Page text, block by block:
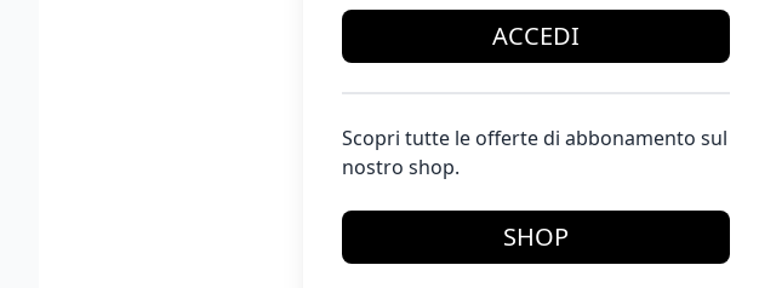
ACCEDI
Scopri tutte le offerte di abbonamento sul
nostro shop.
SHOP